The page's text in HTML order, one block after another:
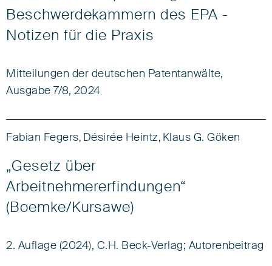
Beschwerdekammern des EPA -
Notizen für die Praxis
Mitteilungen der deutschen Patentanwälte,
Ausgabe 7/8, 2024
Fabian Fegers, Désirée Heintz, Klaus G. Göken
„Gesetz über
Arbeitnehmererfindungen“
(Boemke/Kursawe)
2. Auflage (2024), C.H. Beck-Verlag; Autorenbeitrag